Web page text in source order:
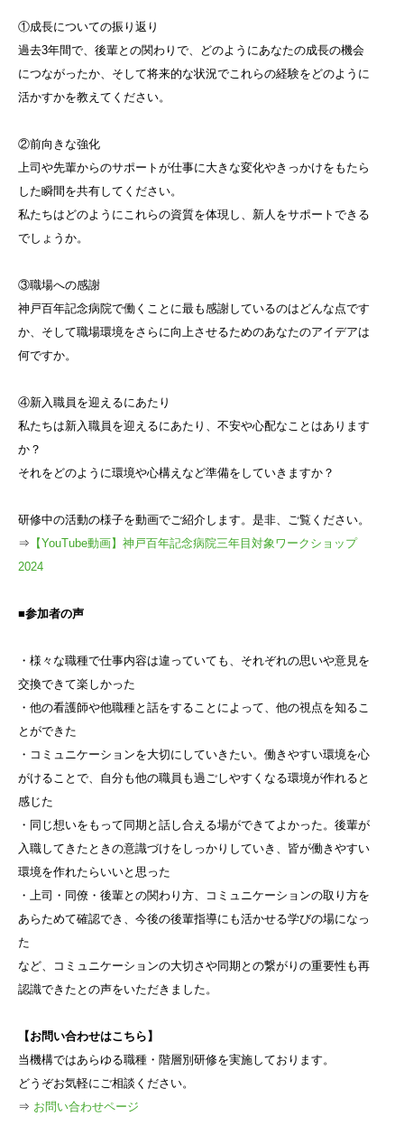
①成長についての振り返り
過去3年間で、後輩との関わりで、どのようにあなたの成長の機会
につながったか、そして将来的な状況でこれらの経験をどのように
活かすかを教えてください。
②前向きな強化
上司や先輩からのサポートが仕事に大きな変化やきっかけをもたら
した瞬間を共有してください。
私たちはどのようにこれらの資質を体現し、新人をサポートできる
でしょうか。
③職場への感謝
神戸百年記念病院で働くことに最も感謝しているのはどんな点です
か、そして職場環境をさらに向上させるためのあなたのアイデアは
何ですか。
④新入職員を迎えるにあたり
私たちは新入職員を迎えるにあたり、不安や心配なことはあります
か？
それをどのように環境や心構えなど準備をしていきますか？
研修中の活動の様子を動画でご紹介します。是非、ご覧ください。
⇒ 【YouTube動画】神戸百年記念病院三年目対象ワークショップ
2024
■参加者の声
・様々な職種で仕事内容は違っていても、それぞれの思いや意見を
交換できて楽しかった
・他の看護師や他職種と話をすることによって、他の視点を知るこ
とができた
・コミュニケーションを大切にしていきたい。働きやすい環境を心
がけることで、自分も他の職員も過ごしやすくなる環境が作れると
感じた
・同じ想いをもって同期と話し合える場ができてよかった。後輩が
入職してきたときの意識づけをしっかりしていき、皆が働きやすい
環境を作れたらいいと思った
・上司・同僚・後輩との関わり方、コミュニケーションの取り方を
あらためて確認でき、今後の後輩指導にも活かせる学びの場になっ
た
など、コミュニケーションの大切さや同期との繋がりの重要性も再
認識できたとの声をいただきました。
【お問い合わせはこちら】
当機構ではあらゆる職種・階層別研修を実施しております。
どうぞお気軽にご相談ください。
⇒ お問い合わせページ